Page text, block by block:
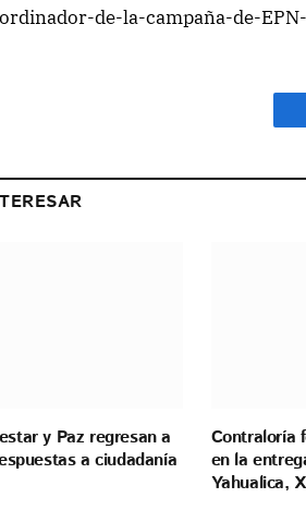
de-la-campaña-de-
y Paz regresan a
a ciudadanía
Contraloría
en la
Yahualica,